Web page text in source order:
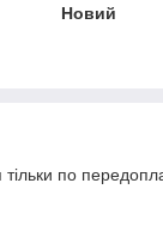
Новий
по